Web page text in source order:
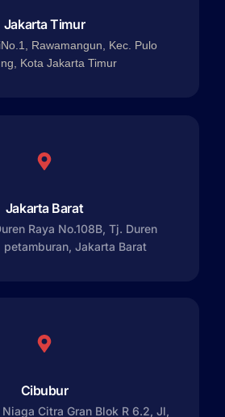
Jakarta Timur
Rawamangun, Kec. Pulo
Kota Jakarta Timur
Jakarta Barat
Raya No.108B, Tj. Duren
petamburan, Jakarta Barat
Cibubur
Citra Gran Blok R 6.2, Jl,